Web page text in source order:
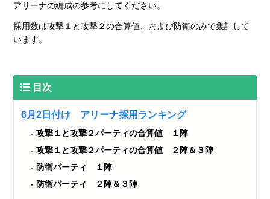
アリーナの編成の参考にしてください。
採用数は攻撃１と攻撃２の合算値、および防衛のみで集計して
います。
目次
6月2日付け アリーナ採用ランキング
攻撃１と攻撃２パーティの合算値 １陣
攻撃１と攻撃２パーティの合算値 ２陣＆３陣
防衛パーティ １陣
防衛パーティ ２陣＆３陣